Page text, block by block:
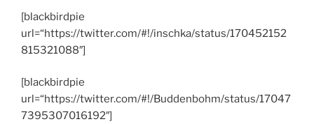
[blackbirdpie
url=“https://twitter.com/#!/inschka/status/170452152
815321088″]
[blackbirdpie
url=“https://twitter.com/#!/Buddenbohm/status/17047
7395307016192″]